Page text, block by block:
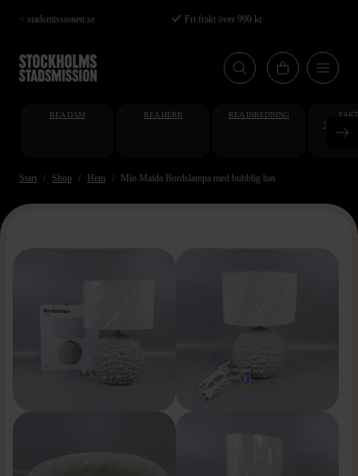
Hoppa
till
huvudinnehåll
< stadsmissionen.se Fri frakt över 990 kr
REA DAM REA HERR REA INREDNING
Start Shop Hem Mio Maida Bordslampa med bubblig bas